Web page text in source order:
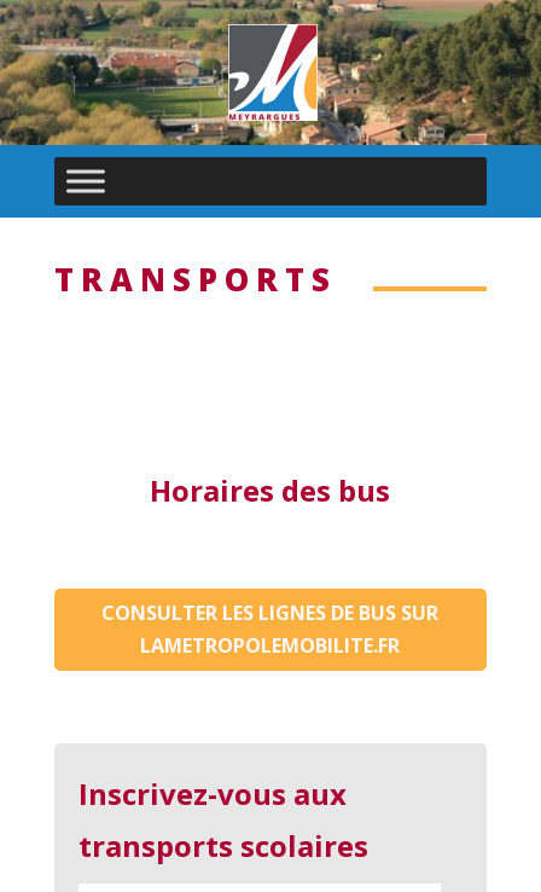
TRANSPORTS
Horaires des bus
CONSULTER LES LIGNES DE BUS SUR
LAMETROPOLEMOBILITE.FR
Inscrivez-vous aux
transports scolaires